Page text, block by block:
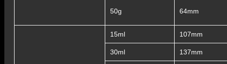
50g 64mm
15ml 107mm
30ml 137mm